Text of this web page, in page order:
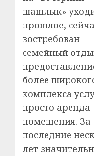
шашлык»
прошлое,
востребован
семейный
более
комплекса
просто аренда
помещения. За
последние
лет